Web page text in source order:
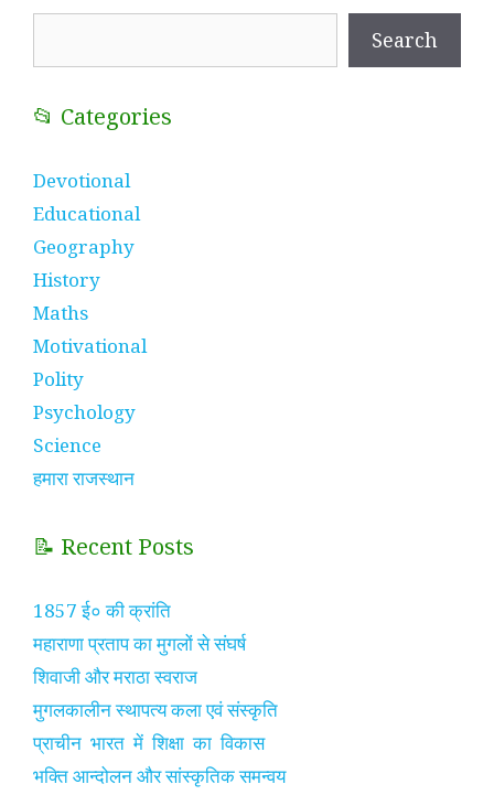
Search
📂 Categories
Devotional
Educational
Geography
History
Maths
Motivational
Polity
Psychology
Science
हमारा राजस्थान
📝 Recent Posts
1857 ई० की क्रांति
महाराणा प्रताप का मुगलों से संघर्ष
शिवाजी और मराठा स्वराज
मुगलकालीन स्थापत्य कला एवं संस्कृति
प्राचीन भारत में शिक्षा का विकास
भक्ति आन्दोलन और सांस्कृतिक समन्वय